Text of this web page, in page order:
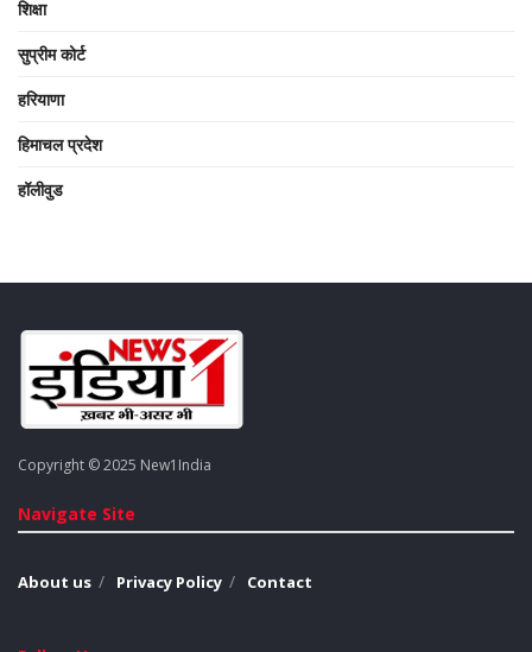
शिक्षा
सुप्रीम कोर्ट
हरियाणा
हिमाचल प्रदेश
हॉलीवुड
Copyright © 2025 New1India
Navigate Site
About us Privacy Policy Contact